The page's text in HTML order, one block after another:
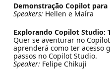
Demonstração Copilot
Speakers: Hellen e Maíra
Explorando Copilot Studio:
Quer se aventurar no
aprenderá como ter acesso
passos no Copilot Studio.
Speaker: Felipe Chikuji